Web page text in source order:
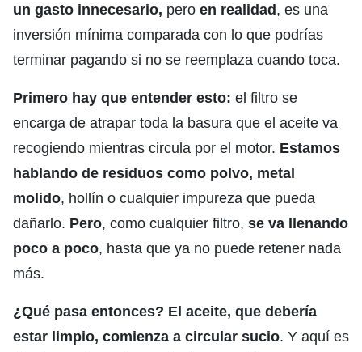
un gasto innecesario, pero en realidad, es una
inversión mínima comparada con lo que podrías
terminar pagando si no se reemplaza cuando toca.
Primero hay que entender esto: el filtro se
encarga de atrapar toda la basura que el aceite va
recogiendo mientras circula por el motor. Estamos
hablando de residuos como polvo, metal
molido, hollín o cualquier impureza que pueda
dañarlo. Pero, como cualquier filtro, se va llenando
poco a poco, hasta que ya no puede retener nada
más.
¿Qué pasa entonces? El aceite, que debería
estar limpio, comienza a circular sucio. Y aquí es